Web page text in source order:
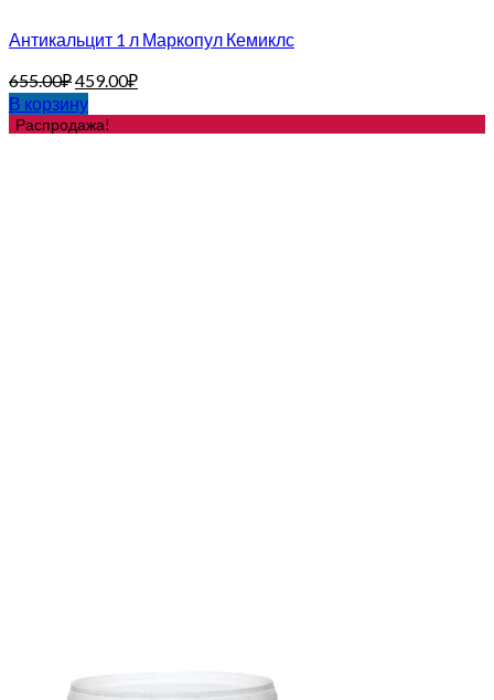
Антикальцит 1 л Маркопул Кемиклс
655.00₽459.00₽
В корзину
Распродажа!